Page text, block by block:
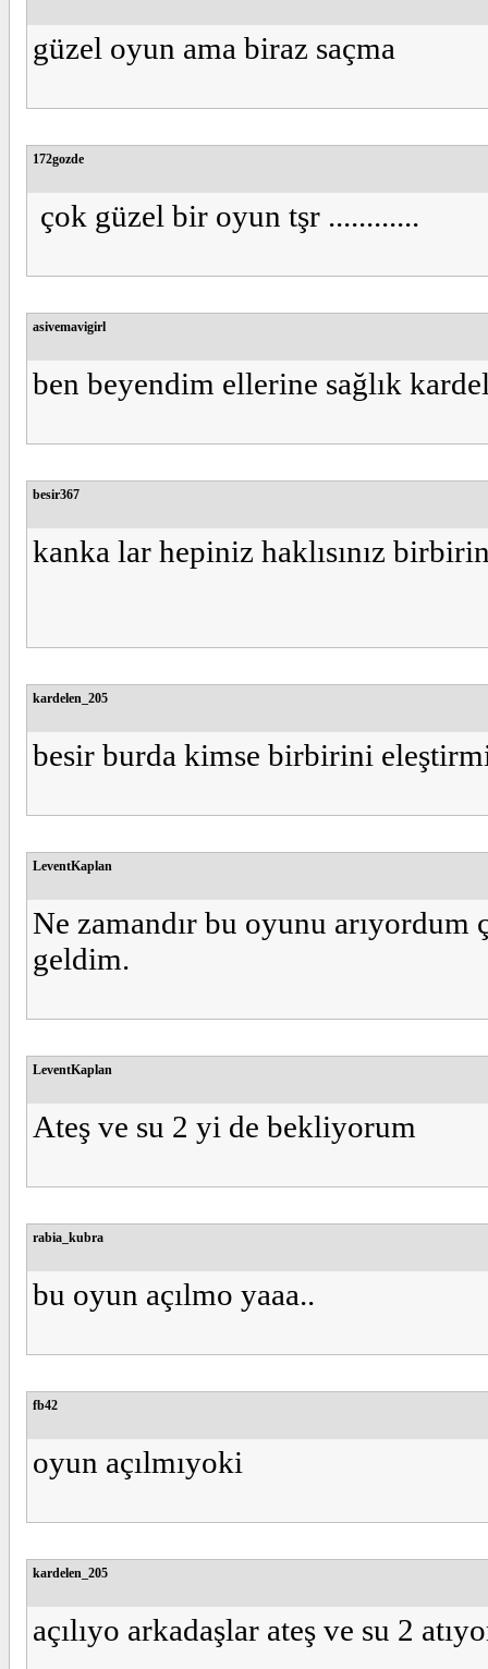
güzel oyun ama biraz saçma
172gozde
çok güzel bir oyun tşr ............
asivemavigirl
ben beyendim ellerine sağlık
besir367
kanka lar hepiniz haklısınız
kardelen_205
besir burda kimse birbirini
LeventKaplan
Ne zamandır bu oyunu
geldim.
LeventKaplan
Ateş ve su 2 yi de bekliyorum
rabia_kubra
bu oyun açılmo yaaa..
fb42
oyun açılmıyoki
kardelen_205
açılıyo arkadaşlar ateş ve su 2